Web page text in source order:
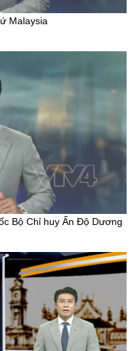
Malaysia
Bộ Chỉ huy Ấn Độ Dương